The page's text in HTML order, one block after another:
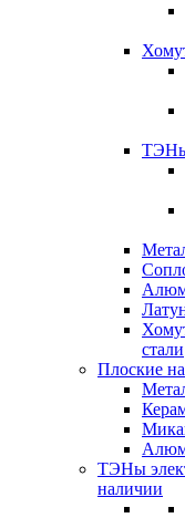
ТЭНы
стали
Плоские
ТЭНы
наличии